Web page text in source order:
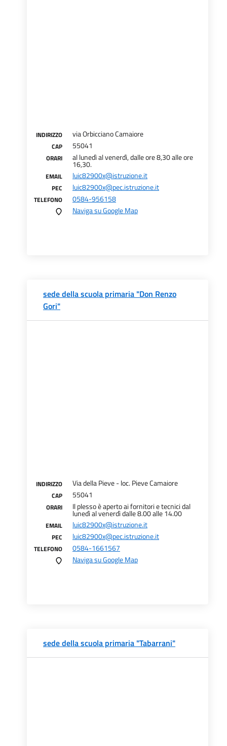
INDIRIZZO via Orbicciano Camaiore
CAP 55041
ORARI al lunedì al venerdì, dalle ore 8,30 alle ore
16,30.
EMAIL luic82900x@istruzione.it
PEC luic82900x@pec.istruzione.it
TELEFONO
0584-956158
Naviga su Google Map
sede della scuola primaria "Don Renzo
Gori"
INDIRIZZO Via della Pieve - loc. Pieve Camaiore
CAP 55041
ORARI Il plesso è aperto ai fornitori e tecnici dal
lunedì al venerdì dalle 8.00 alle 14.00
EMAIL luic82900x@istruzione.it
PEC luic82900x@pec.istruzione.it
TELEFONO
0584-1661567
Naviga su Google Map
sede della scuola primaria "Tabarrani"